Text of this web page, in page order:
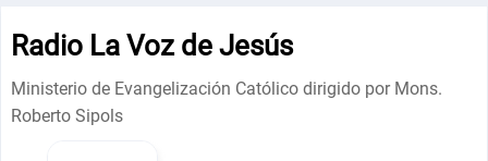
Radio La Voz de Jesús
Ministerio de Evangelización Católico dirigido por Mons.
Roberto Sipols